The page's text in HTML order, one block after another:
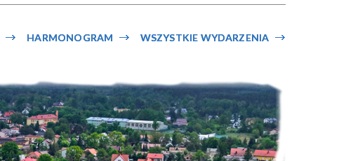
MiejsceWSZYSTKIE WYDARZENIA
HARMONOGRAM